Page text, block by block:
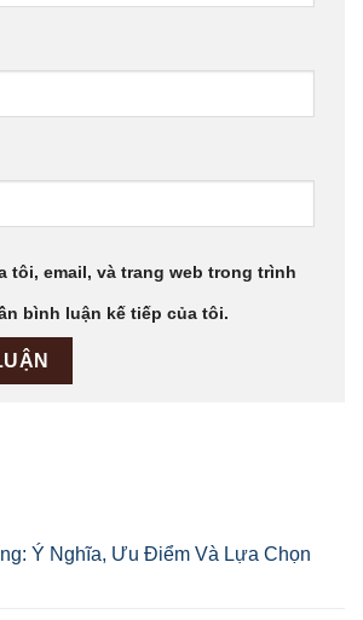
tôi, email, và trang web trong trình
bình luận kế tiếp của tôi.
Ý Nghĩa, Ưu Điểm Và Lựa Chọn